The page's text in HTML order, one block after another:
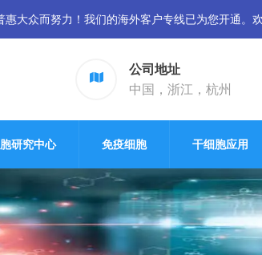
大众而努力！我们的海外客户专线已为您开通。
公司地址
中国，浙江，杭州
研究中心 免疫细胞 干细胞应用